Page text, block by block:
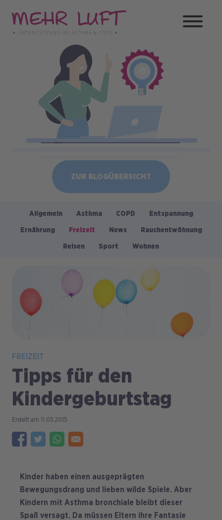
zum
Inhalt
ZUR BLOGÜBERSICHT
Kategorien
Allgemein Asthma COPD Entspannung
Ernährung Freizeit News Rauchentwöhnung
Reisen Sport Wohnen
FREIZEIT
Tipps für den
Kindergeburtstag
11.05.2015
Kinder haben einen ausgeprägten
Bewegungsdrang und lieben wilde Spiele. Aber
Kindern mit Asthma bronchiale bleibt dieser
Spaß versagt. Da müssen Eltern ihre Fantasie